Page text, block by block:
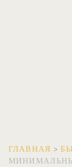
ГЛАВНАЯ >